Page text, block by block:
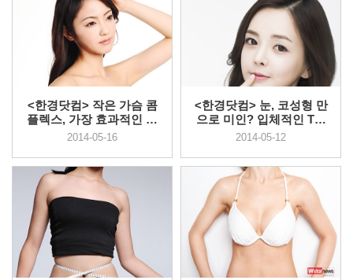
<한경닷컴> 작은 가슴 콤
플렉스, 가장 효과적인 해
결방...
2014-05-16
<한경닷컴> 눈, 코성형 만
으로 미인? 입체적인 T존
라인...
2014-05-12